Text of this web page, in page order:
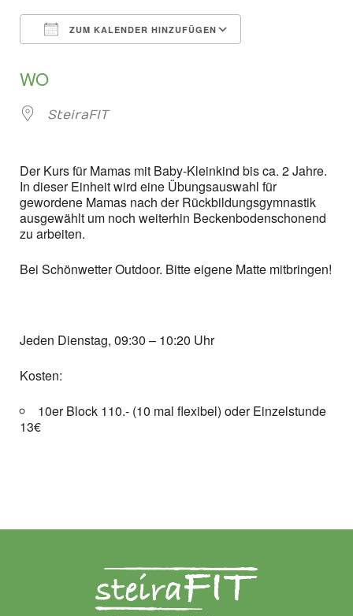
ZUM KALENDER HINZUFÜGEN
WO
SteiraFIT
Der Kurs für Mamas mit Baby-Kleinkind bis ca. 2 Jahre.
In dieser Einheit wird eine Übungsauswahl für
gewordene Mamas nach der Rückbildungsgymnastik
ausgewählt um noch weiterhin Beckenbodenschonend
zu arbeiten.
Bei Schönwetter Outdoor. Bitte eigene Matte mitbringen!
Jeden Dienstag, 09:30 – 10:20 Uhr
Kosten:
10er Block 110.- (10 mal flexibel) oder Einzelstunde
13€